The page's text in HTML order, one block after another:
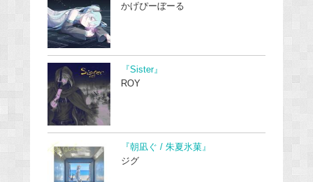
かげぴーぼーる
『Sister』
ROY
『朝凪ぐ / 朱夏氷菓』
ジグ